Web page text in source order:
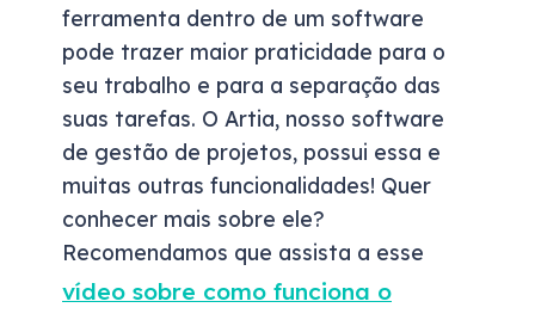
ferramenta dentro de um software
pode trazer maior praticidade para o
seu trabalho e para a separação das
suas tarefas. O Artia, nosso software
de gestão de projetos, possui essa e
muitas outras funcionalidades! Quer
conhecer mais sobre ele?
Recomendamos que assista a esse
vídeo sobre como funciona o